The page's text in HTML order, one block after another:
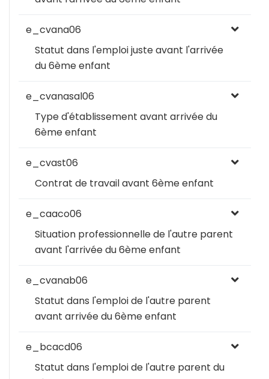
e_cvana06
Statut dans l'emploi juste avant l'arrivée
du 6ème enfant
e_cvanasal06
Type d'établissement avant arrivée du
6ème enfant
e_cvast06
Contrat de travail avant 6ème enfant
e_caaco06
Situation professionnelle de l'autre parent
avant l'arrivée du 6ème enfant
e_cvanab06
Statut dans l'emploi de l'autre parent
avant arrivée du 6ème enfant
e_bcacd06
Statut dans l'emploi de l'autre parent du